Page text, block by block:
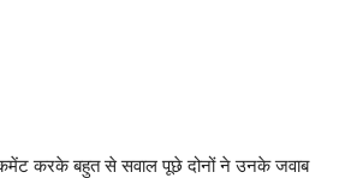
कमेंट करके बहुत से सवाल पूछे दोनों ने उनके जवाब